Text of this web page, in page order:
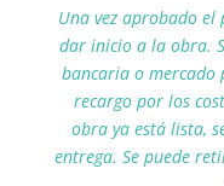
Una vez aprobado el
dar inicio a la obra.
bancaria o mercado
recargo por los
obra ya está lista,
entrega. Se puede